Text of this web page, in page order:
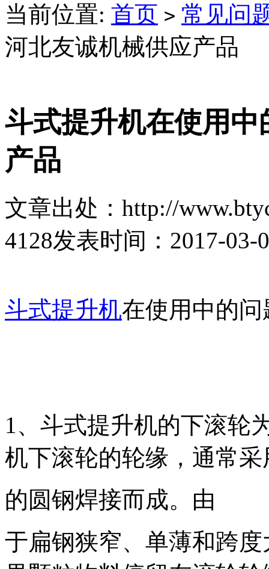
当前位置: 首页 > 常见问
河北友诚机械供应产品
斗式提升机在使用
产品
文章出处：http://
4128发表时间：2017-03-
斗式提升机在使用中的
1、斗式提升机的下滚轮
机下滚轮的轮缘，通常
的圆钢焊接而成。由
于扁钢狭窄、单薄和跨